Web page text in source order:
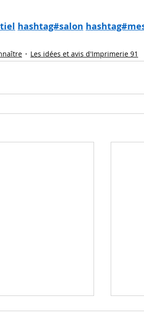
hashtag#salon
Les idées et avis d'Imprimerie 91